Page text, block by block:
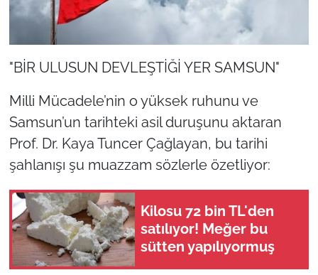
"BİR ULUSUN DEVLEŞTİĞİ YER SAMSUN"
Milli Mücadele’nin o yüksek ruhunu ve
Samsun’un tarihteki asil duruşunu aktaran
Prof. Dr. Kaya Tuncer Çağlayan, bu tarihi
şahlanışı şu muazzam sözlerle özetliyor:
Kilosu 72 bin TL'den
satılıyor! Meğer bu
sütten yapılıyormuş